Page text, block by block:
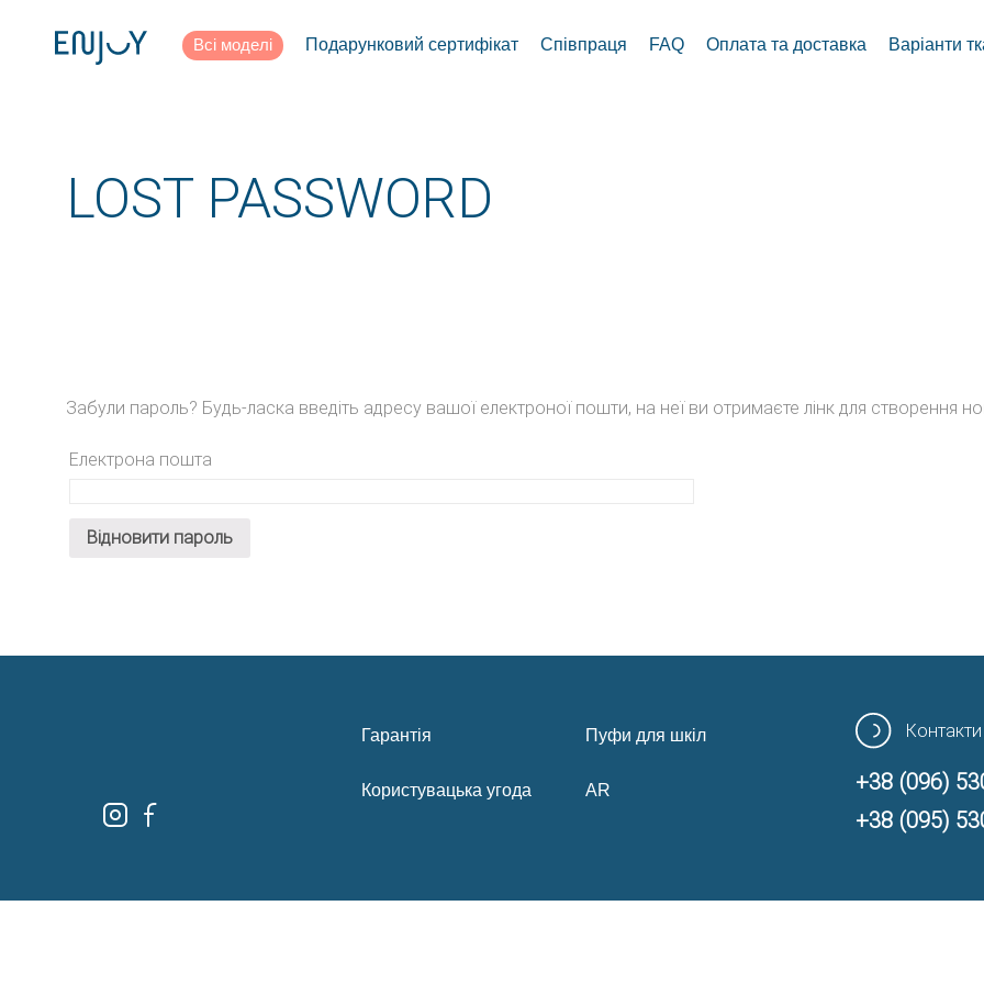
Всі моделі Подарунковий сертифікат Співпраця FAQ Оплата та доставка Варіанти
LOST PASSWORD
Забули пароль? Будь-ласка введіть адресу вашої електроної пошти, на неї ви отримаєте лінк для створення
Електрона пошта
Гарантія
Користувацька угода
Пуфи для шкіл
AR
Контакти
+38 (096)
+38 (095)